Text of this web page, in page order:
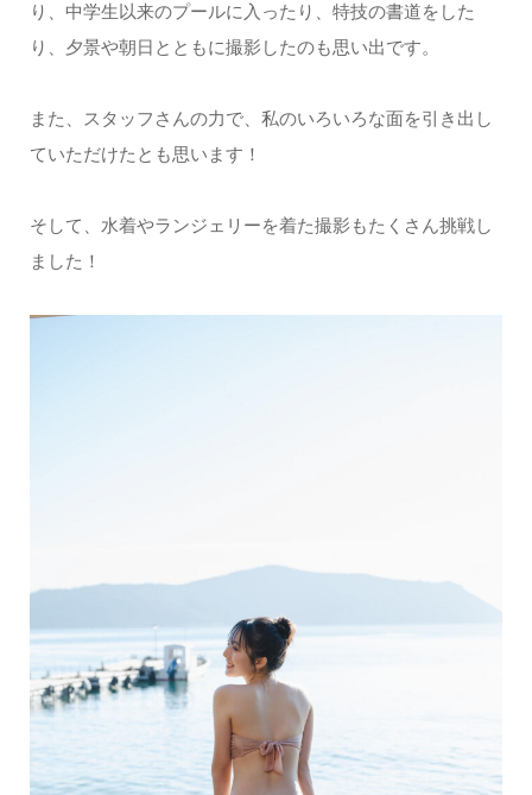
り、中学生以来のプールに入ったり、特技の書道をした
り、夕景や朝日とともに撮影したのも思い出です。
また、スタッフさんの力で、私のいろいろな面を引き出し
ていただけたとも思います！
そして、水着やランジェリーを着た撮影もたくさん挑戦し
ました！